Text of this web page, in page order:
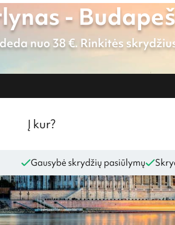
-
nuo 38 €. Rinkitės
Į kur?
Gausybė skrydžių pasiūlymų